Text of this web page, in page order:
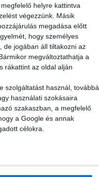
helyre kattintva
végezzünk. Másik
megadása előtt
hogy személyes
de jogában áll tiltakozni az
megváltoztathatja a
rákattint az oldal alján
szolgáltatást használ, továbbá
használati szokásaira
szakaszban, a megfelelő
a Google és annak
célokra.